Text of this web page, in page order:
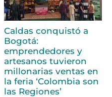
Caldas conquistó a
Bogotá:
emprendedores y
artesanos tuvieron
millonarias ventas en
la feria ‘Colombia son
las Regiones’